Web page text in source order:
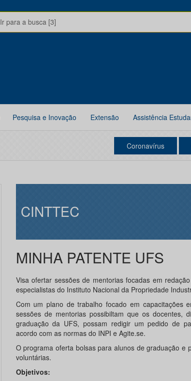
Ir para a busca [3]
Pesquisa e Inovação Extensão Assistência
Coronavírus
CINTTEC
MINHA PATENTE UFS
Visa ofertar sessões de mentorias focadas em
especialistas do Instituto Nacional da Propriedade
Com um plano de trabalho focado em capacitações
sessões de mentorias possibiltam que os docentes,
graduação da UFS, possam redigir um pedido de
acordo com as normas do INPI e Agite.se.
O programa oferta bolsas para alunos de graduação e
voluntárias.
Objetivos: